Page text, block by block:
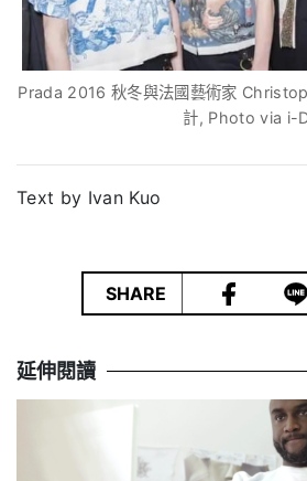
Prada 2016 秋冬與法國藝術家
計, Photo via i-
Text by Ivan Kuo
SHARE
延伸閱讀